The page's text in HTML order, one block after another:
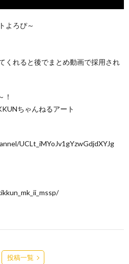
よろぴ～
くれると後でまとめ動画で採用され
！
ちゃんねるアート
UCLt_iMYoJv1gYzwGdjdXYJg
投稿一覧